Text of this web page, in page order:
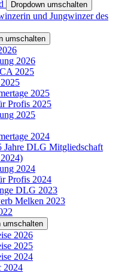
Dropdown umschalten
und Jungwinzer des
umschalten
2026
2025
2025
Profis 2025
2025
2024
Jahre DLG Mitgliedschaft
2024
Profis 2024
DLG 2023
Melken 2023
umschalten
2026
2025
2024
2024